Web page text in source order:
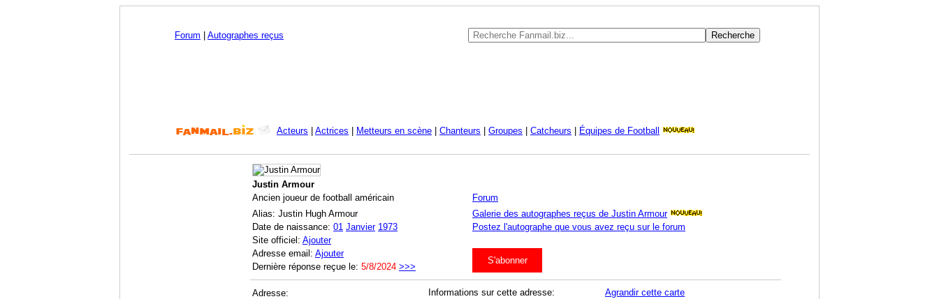
Forum Autographes reçus
Acteurs Actrices Metteurs en scène Chanteurs Groupes Catcheurs Équipes de Football
Justin Armour
Ancien joueur de football américain
Forum
Alias: Justin Hugh Armour
Galerie des autographes reçus de Justin Armour
Date de naissance: 01 Janvier 1973
Postez l'autographe que vous avez reçu sur le forum
Site officiel: Ajouter
Adresse email: Ajouter
S'abonner
Dernière réponse reçue le: 5/8/2024 >>>
Adresse:
Informations sur cette adresse: Agrandir cette carte